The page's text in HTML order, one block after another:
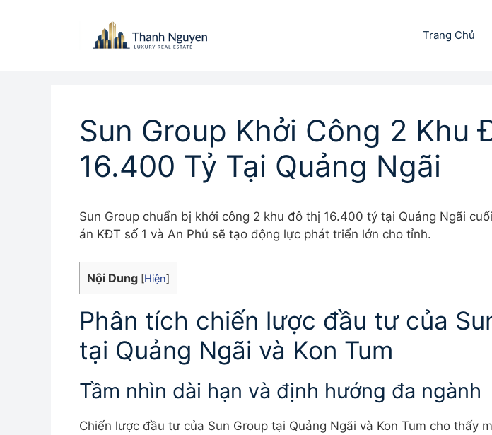
Trang Chủ
Sun Group Khởi Công 2 Khu
16.400 Tỷ Tại Quảng Ngãi
Sun Group chuẩn bị khởi công 2 khu đô thị 16.400 tỷ tại Quảng Ngãi
án KĐT số 1 và An Phú sẽ tạo động lực phát triển lớn cho tỉnh.
Nội Dung [Hiện]
Phân tích chiến lược đầu tư của
tại Quảng Ngãi và Kon Tum
Tầm nhìn dài hạn và định hướng đa ngành
Chiến lược đầu tư của Sun Group tại Quảng Ngãi và Kon Tum cho thấy